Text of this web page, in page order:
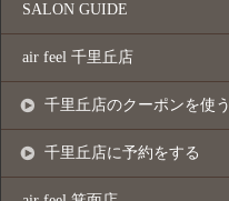
SALON GUIDE
air feel 千里丘店
千里丘店のクーポンを使う
千里丘店に予約をする